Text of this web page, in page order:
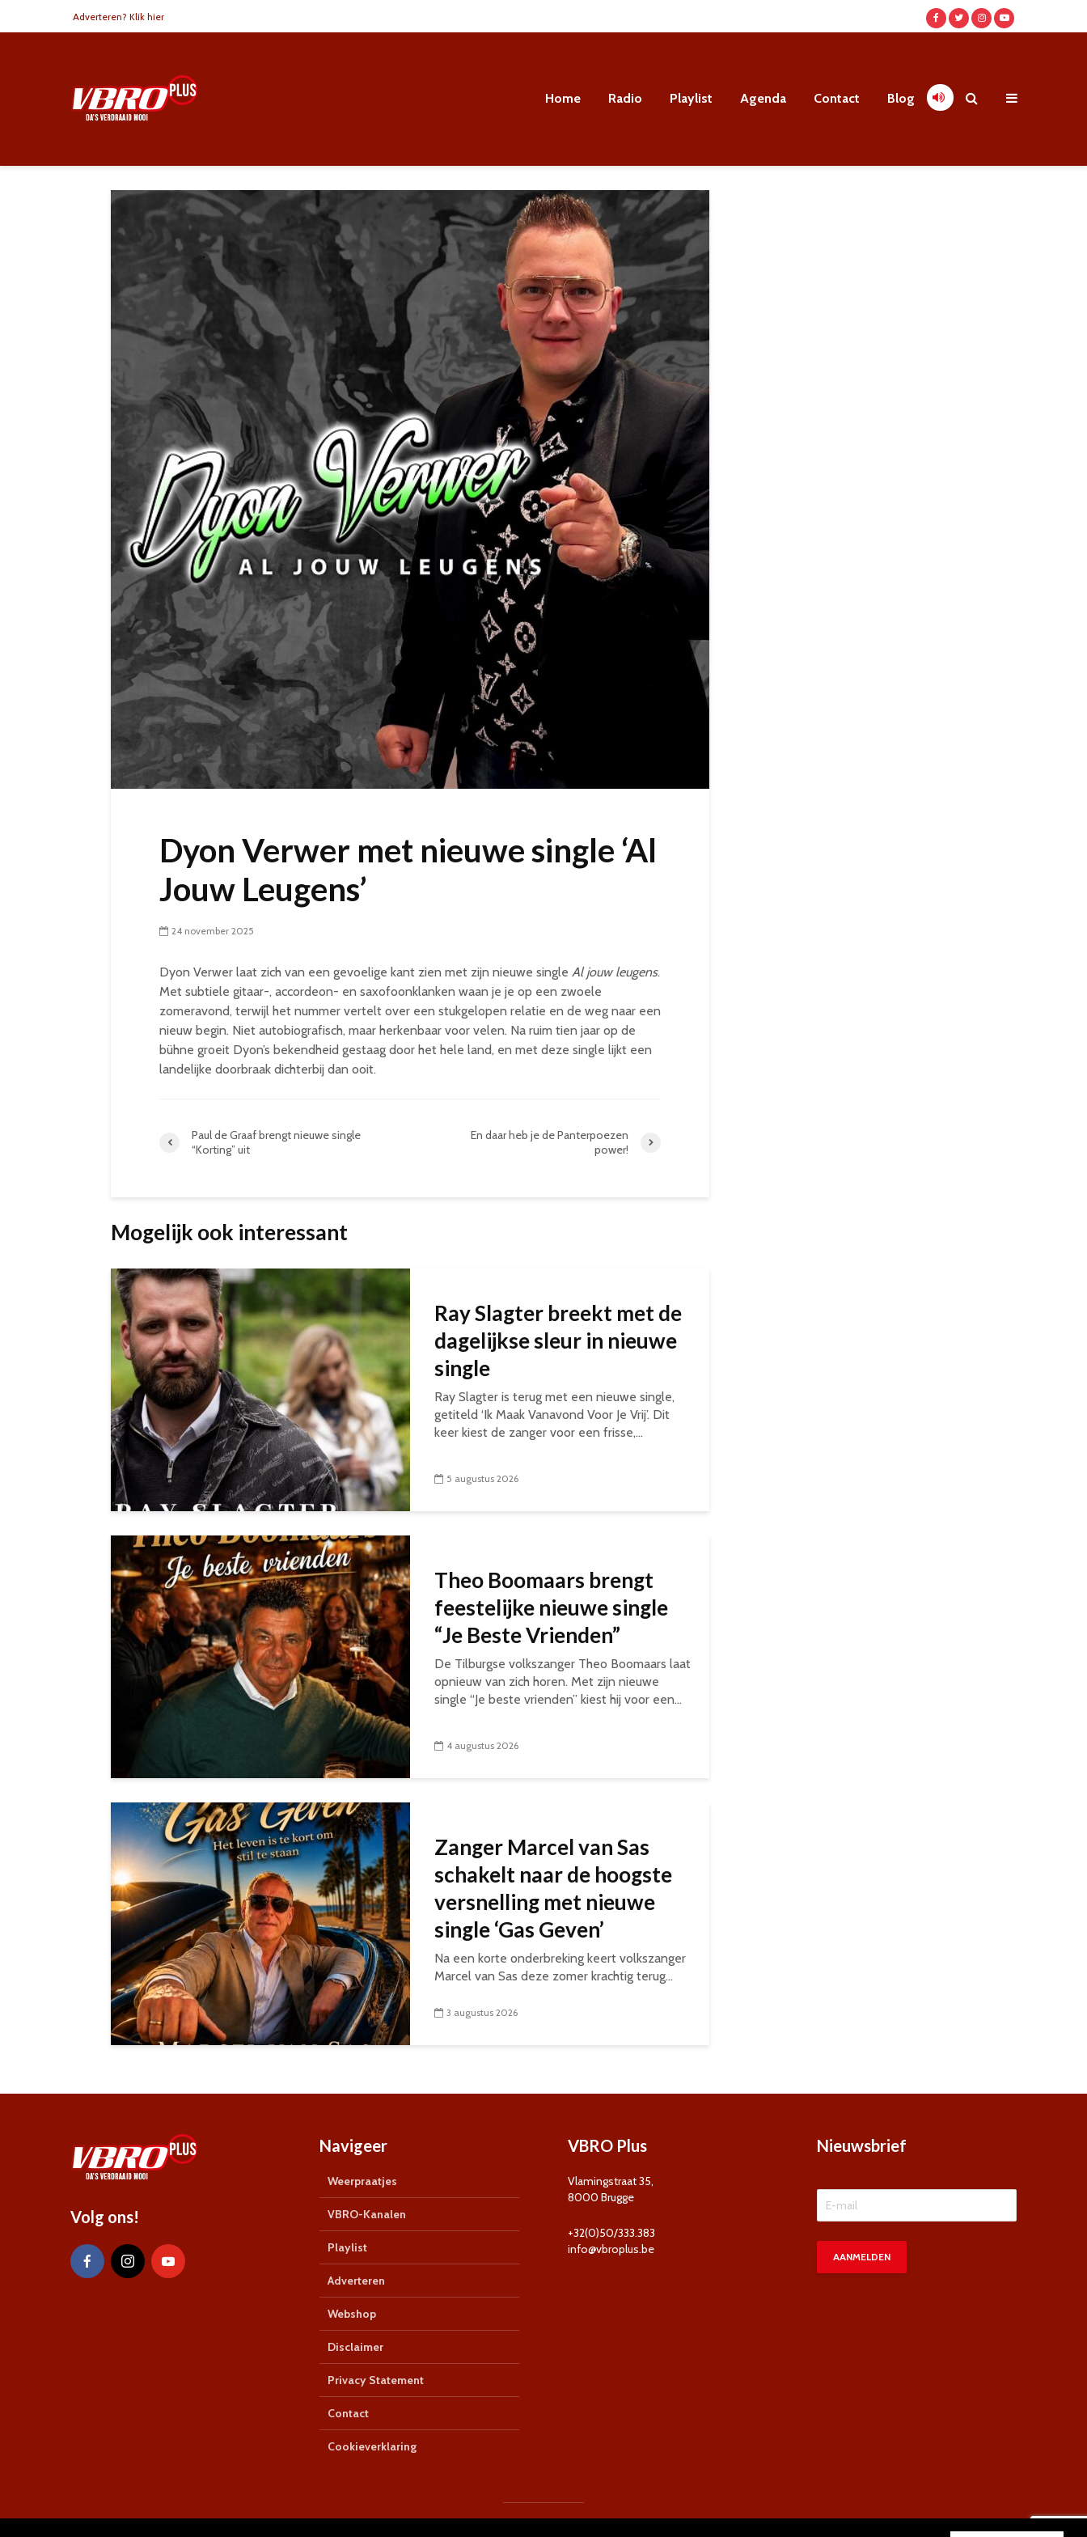
Adverteren? Klik hier
Home Radio Playlist Agenda Contact Blog
Dyon Verwer met nieuwe single ‘Al
Jouw Leugens’
24 november 2025
Dyon Verwer laat zich van een gevoelige kant zien met zijn nieuwe single Al jouw leugens.
Met subtiele gitaar-, accordeon- en saxofoonklanken waan je je op een zwoele
zomeravond, terwijl het nummer vertelt over een stukgelopen relatie en de weg naar een
nieuw begin. Niet autobiografisch, maar herkenbaar voor velen. Na ruim tien jaar op de
bühne groeit Dyon’s bekendheid gestaag door het hele land, en met deze single lijkt een
landelijke doorbraak dichterbij dan ooit.
Paul de Graaf brengt nieuwe single
“Korting” uit
En daar heb je de Panterpoezen
power!
Mogelijk ook interessant
Ray Slagter breekt met de
dagelijkse sleur in nieuwe
single
Ray Slagter is terug met een nieuwe single,
getiteld ‘Ik Maak Vanavond Voor Je Vrij’. Dit
keer kiest de zanger voor een frisse,...
5 augustus 2026
Theo Boomaars brengt
feestelijke nieuwe single
“Je Beste Vrienden”
De Tilburgse volkszanger Theo Boomaars laat
opnieuw van zich horen. Met zijn nieuwe
single “Je beste vrienden” kiest hij voor een...
4 augustus 2026
Zanger Marcel van Sas
schakelt naar de hoogste
versnelling met nieuwe
single ‘Gas Geven’
Na een korte onderbreking keert volkszanger
Marcel van Sas deze zomer krachtig terug...
3 augustus 2026
Volg ons!
Navigeer
Weerpraatjes
VBRO-Kanalen
Playlist
Adverteren
Webshop
Disclaimer
Privacy Statement
Contact
Cookieverklaring
VBRO Plus
Vlamingstraat 35,
8000 Brugge
+32(0)50/333.383
info@vbroplus.be
Nieuwsbrief